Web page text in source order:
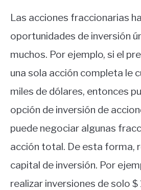
Las acciones fraccionarias
oportunidades de inversión
muchos. Por ejemplo, si el
una sola acción completa le
miles de dólares, entonces
opción de inversión de
puede negociar algunas
acción total. De esta forma,
capital de inversión. Por
realizar inversiones de solo $